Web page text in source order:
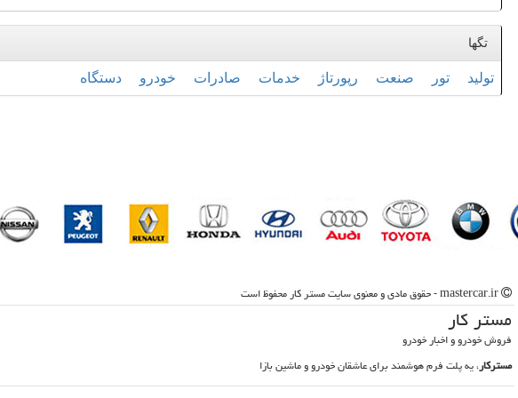
تگها
تولید تور صنعت رپورتاژ خدمات صادرات خودرو دستگاه
مستر كار
فروش خودرو و اخبار خودرو
مسترکار، یه پلت فرم هوشمند برای عاشقان خودرو و ماشین بازا